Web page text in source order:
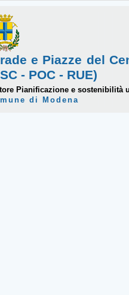
e Piazze del
- POC - RUE)
Pianificazione e sostenibilità
di Modena